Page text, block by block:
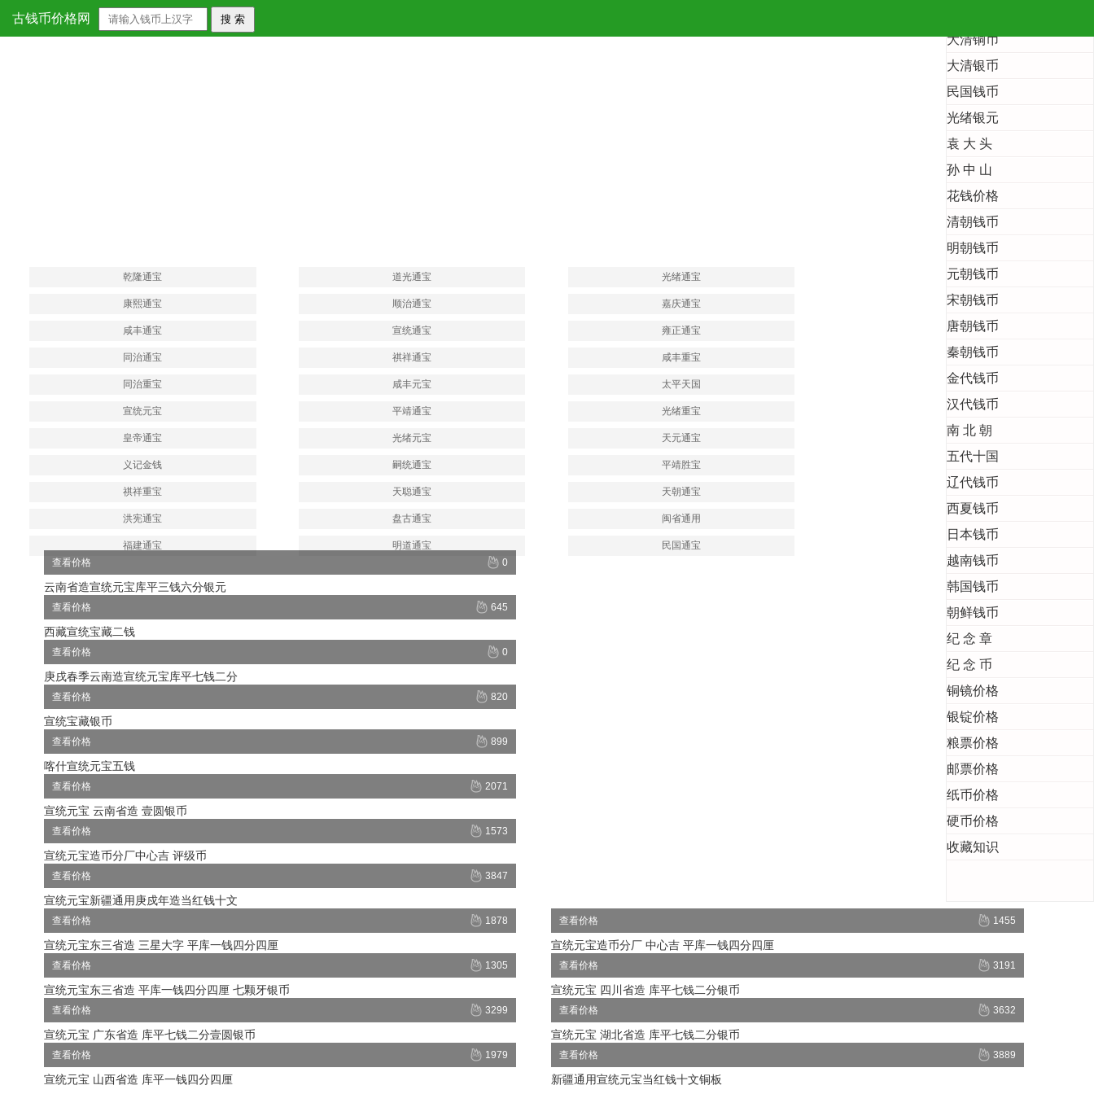
古钱币价格网
大清铜币
大清银币
民国钱币
光绪银元
袁 大 头
孙 中 山
花钱价格
清朝钱币
明朝钱币
元朝钱币
宋朝钱币
唐朝钱币
秦朝钱币
金代钱币
汉代钱币
南 北 朝
五代十国
辽代钱币
西夏钱币
日本钱币
越南钱币
韩国钱币
朝鲜钱币
纪 念 章
纪 念 币
铜镜价格
银锭价格
粮票价格
邮票价格
纸币价格
硬币价格
收藏知识
宣统元宝
乾隆通宝 道光通宝 光绪通宝
康熙通宝 顺治通宝 嘉庆通宝
咸丰通宝 宣统通宝 雍正通宝
同治通宝 祺祥通宝 咸丰重宝
同治重宝 咸丰元宝 太平天国
宣统元宝 平靖通宝 光绪重宝
皇帝通宝 光绪元宝 天元通宝
义记金钱 嗣统通宝 平靖胜宝
祺祥重宝 天聪通宝 天朝通宝
洪宪通宝 盘古通宝 闽省通用
福建通宝 明道通宝
民国通宝
0
查看价格
云南省造宣统元宝库平三钱六分银元
645
查看价格
西藏宣统宝藏二钱
0
查看价格
庚戌春季云南造宣统元宝库平七钱二分
820
查看价格
宣统宝藏银币
899
查看价格
喀什宣统元宝五钱
2071
查看价格
宣统元宝 云南省造 壹圆银币
1573
查看价格
宣统元宝造币分厂中心吉 评级币
3847
查看价格
宣统元宝新疆通用庚戍年造当红钱十文
1878
查看价格
宣统元宝东三省造 三星大字 平库一钱四分四厘
1455
查看价格
宣统元宝造币分厂 中心吉 平库一钱四分四厘
1305
查看价格
宣统元宝东三省造 平库一钱四分四厘 七颗牙银币
3191
查看价格
宣统元宝 四川省造 库平七钱二分银币
3299
查看价格
宣统元宝 广东省造 库平七钱二分壹圆银币
3632
查看价格
宣统元宝 湖北省造 库平七钱二分银币
1979
查看价格
宣统元宝 山西省造 库平一钱四分四厘
3889
查看价格
新疆通用宣统元宝当红钱十文铜板